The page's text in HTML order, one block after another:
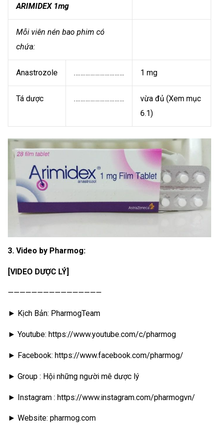
ARIMIDEX 1mg
Mỗi viên nén bao phim có
chứa:
Anastrozole …………………………. 1 mg
Tá dược ………………………….
vừa đủ (Xem mục
6.1)
3. Video by Pharmog:
[VIDEO DƯỢC LÝ]
————————————————
► Kịch Bản: PharmogTeam
► Youtube: https://www.youtube.com/c/pharmog
► Facebook: https://www.facebook.com/pharmog/
► Group : Hội những người mê dược lý
► Instagram : https://www.instagram.com/pharmogvn/
► Website: pharmog.com